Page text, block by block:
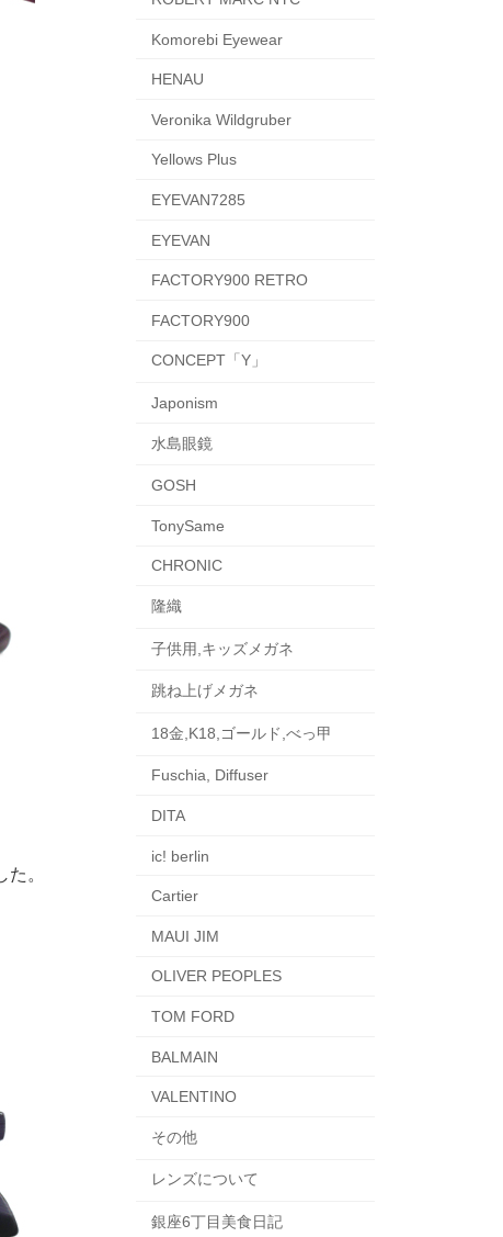
。
Komorebi Eyewear
HENAU
Veronika Wildgruber
Yellows Plus
EYEVAN7285
EYEVAN
FACTORY900 RETRO
FACTORY900
CONCEPT「Y」
Japonism
水島眼鏡
GOSH
TonySame
CHRONIC
隆織
子供用,キッズメガネ
跳ね上げメガネ
18金,K18,ゴールド,べっ甲
Fuschia, Diffuser
DITA
ic! berlin
Cartier
MAUI JIM
OLIVER PEOPLES
TOM FORD
BALMAIN
VALENTINO
その他
レンズについて
銀座6丁目美食日記